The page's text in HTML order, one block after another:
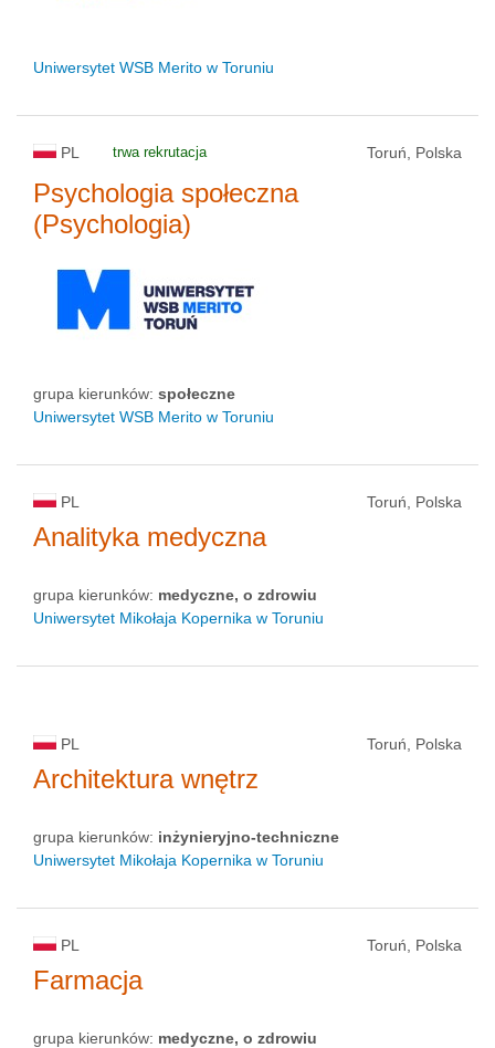
Uniwersytet WSB Merito w Toruniu
PL trwa rekrutacja Toruń, Polska
Psychologia społeczna
(Psychologia)
grupa kierunków: społeczne
Uniwersytet WSB Merito w Toruniu
PL Toruń, Polska
Analityka medyczna
grupa kierunków: medyczne, o zdrowiu
Uniwersytet Mikołaja Kopernika w Toruniu
PL Toruń, Polska
Architektura wnętrz
grupa kierunków: inżynieryjno-techniczne
Uniwersytet Mikołaja Kopernika w Toruniu
PL Toruń, Polska
Farmacja
grupa kierunków: medyczne, o zdrowiu